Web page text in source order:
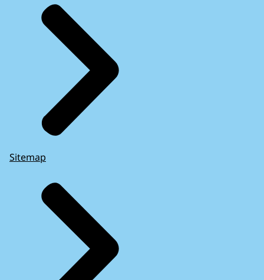
Straks kunt u weer verder met uw thesis.
-Wat een opluchting.
Ik wil u vragen om 10 euro te betalen
voor onze service.
Ja, natuurlijk. Ik ben erg blij
dat u me hebt kunnen helpen.
- REALITEIT -
mensen (politie, OM, Microsoft-expert, etc.)
worden:
Wie trapt daar nou in?
Maar het is juist heel makkelijk om erin te
Je ziet vaak dat de fraudeurs intussen zo
Sitemap